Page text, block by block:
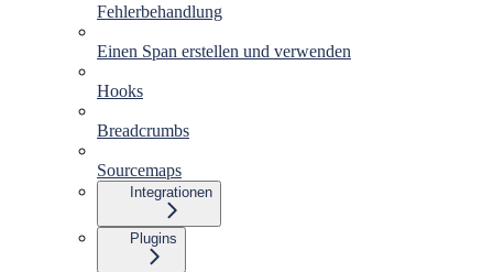
Fehlerbehandlung
Einen Span erstellen und verwenden
Hooks
Breadcrumbs
Sourcemaps
Integrationen
Plugins